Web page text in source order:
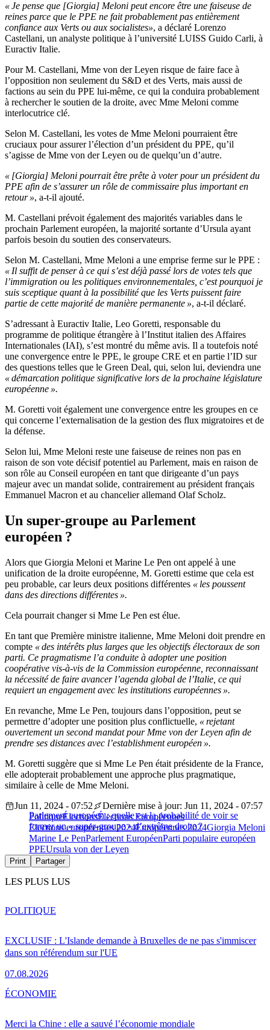
« Je pense que [Giorgia] Meloni peut encore être une faiseuse de
reines parce que le PPE ne fait probablement pas entièrement
confiance aux Verts ou aux socialistes», a déclaré Lorenzo
Castellani, un analyste politique à l’université LUISS Guido Carli, à
Euractiv Italie.
Pour M. Castellani, Mme von der Leyen risque de faire face à
l’opposition non seulement du S&D et des Verts, mais aussi de
factions au sein du PPE lui-même, ce qui la conduira probablement
à rechercher le soutien de la droite, avec Mme Meloni comme
interlocutrice clé.
Selon M. Castellani, les votes de Mme Meloni pourraient être
cruciaux pour assurer l’élection d’un président du PPE, qu’il
s’agisse de Mme von der Leyen ou de quelqu’un d’autre.
« [Giorgia] Meloni pourrait être prête à voter pour un président du
PPE afin de s’assurer un rôle de commissaire plus important en
retour », a-t-il ajouté.
M. Castellani prévoit également des majorités variables dans le
prochain Parlement européen, la majorité sortante d’Ursula ayant
parfois besoin du soutien des conservateurs.
Selon M. Castellani, Mme Meloni a une emprise ferme sur le PPE :
« Il suffit de penser à ce qui s’est déjà passé lors de votes tels que
l’immigration ou les politiques environnementales, c’est pourquoi je
suis sceptique quant à la possibilité que les Verts puissent faire
partie de cette majorité de manière permanente », a-t-il déclaré.
S’adressant à Euractiv Italie, Leo Goretti, responsable du
programme de politique étrangère à l’Institut italien des Affaires
Internationales (IAI), s’est montré du même avis. Il a toutefois noté
une convergence entre le PPE, le groupe CRE et en partie l’ID sur
des questions telles que le Green Deal, qui, selon lui, deviendra une
« démarcation politique significative lors de la prochaine législature
européenne ».
M. Goretti voit également une convergence entre les groupes en ce
qui concerne l’externalisation de la gestion des flux migratoires et de
la défense.
Selon lui, Mme Meloni reste une faiseuse de reines non pas en
raison de son vote décisif potentiel au Parlement, mais en raison de
son rôle au Conseil européen en tant que dirigeante d’un pays
majeur avec un mandat solide, contrairement au président français
Emmanuel Macron et au chancelier allemand Olaf Scholz.
Un super-groupe au Parlement
européen ?
Alors que Giorgia Meloni et Marine Le Pen ont appelé à une
unification de la droite européenne, M. Goretti estime que cela est
peu probable, car leurs deux positions différentes « les poussent
dans des directions différentes ».
Cela pourrait changer si Mme Le Pen est élue.
En tant que Première ministre italienne, Mme Meloni doit prendre en
compte « des intérêts plus larges que les objectifs électoraux de son
parti. Ce pragmatisme l’a conduite à adopter une position
coopérative vis-à-vis de la Commission européenne, reconnaissant
la nécessité de faire avancer l’agenda global de l’Italie, ce qui
requiert un engagement avec les institutions européennes ».
En revanche, Mme Le Pen, toujours dans l’opposition, peut se
permettre d’adopter une position plus conflictuelle, « rejetant
ouvertement un second mandat pour Mme von der Leyen afin de
prendre ses distances avec l’establishment européen ».
M. Goretti suggère que si Mme Le Pen était présidente de la France,
elle adopterait probablement une approche plus pragmatique,
similaire à celle de Mme Meloni.
Parlement européen : quelle est la probabilité de voir se
former un « super-groupe » d’extrême droite ?
Jun 11, 2024 - 07:52
Dernière mise à jour: Jun 11, 2024 - 07:57
PolitiqueÉlectionsÉlections Européennes
Elections européennes 2024Européennes 2024Giorgia Meloni
Marine Le PenParlement EuropéenParti populaire européen
PPEUrsula von der Leyen
Print Partager
LES PLUS LUS
EXCLUSIF : L'Islande demande à Bruxelles de ne pas s'immiscer
dans son référendum sur l'UE
07.08.2026
POLITIQUE
Merci la Chine : elle a sauvé l’économie mondiale
ÉCONOMIE